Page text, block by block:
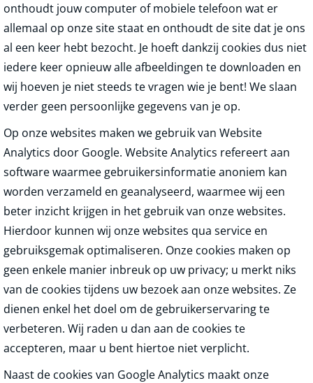
onthoudt jouw computer of mobiele telefoon wat er
allemaal op onze site staat en onthoudt de site dat je ons
al een keer hebt bezocht. Je hoeft dankzij cookies dus niet
iedere keer opnieuw alle afbeeldingen te downloaden en
wij hoeven je niet steeds te vragen wie je bent! We slaan
verder geen persoonlijke gegevens van je op.
Op onze websites maken we gebruik van Website
Analytics door Google. Website Analytics refereert aan
software waarmee gebruikersinformatie anoniem kan
worden verzameld en geanalyseerd, waarmee wij een
beter inzicht krijgen in het gebruik van onze websites.
Hierdoor kunnen wij onze websites qua service en
gebruiksgemak optimaliseren. Onze cookies maken op
geen enkele manier inbreuk op uw privacy; u merkt niks
van de cookies tijdens uw bezoek aan onze websites. Ze
dienen enkel het doel om de gebruikerservaring te
verbeteren. Wij raden u dan aan de cookies te
accepteren, maar u bent hiertoe niet verplicht.
Naast de cookies van Google Analytics maakt onze